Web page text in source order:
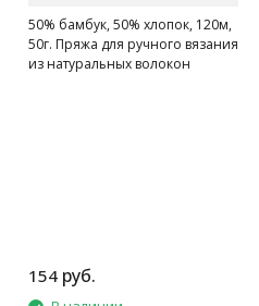
50% бамбук, 50% хлопок, 120м,
50г. Пряжа для ручного вязания
из натуральных волокон
154 руб.